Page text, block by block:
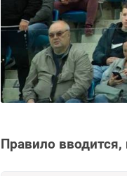
Правило вводится,